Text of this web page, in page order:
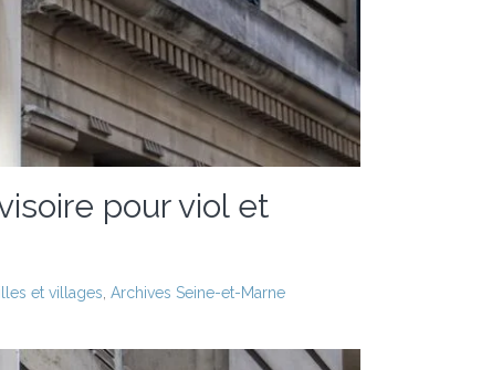
pour viol et
et villages, Archives Seine-et-Marne